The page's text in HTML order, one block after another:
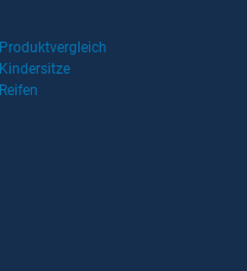
Produktvergleich
Kindersitze
Reifen